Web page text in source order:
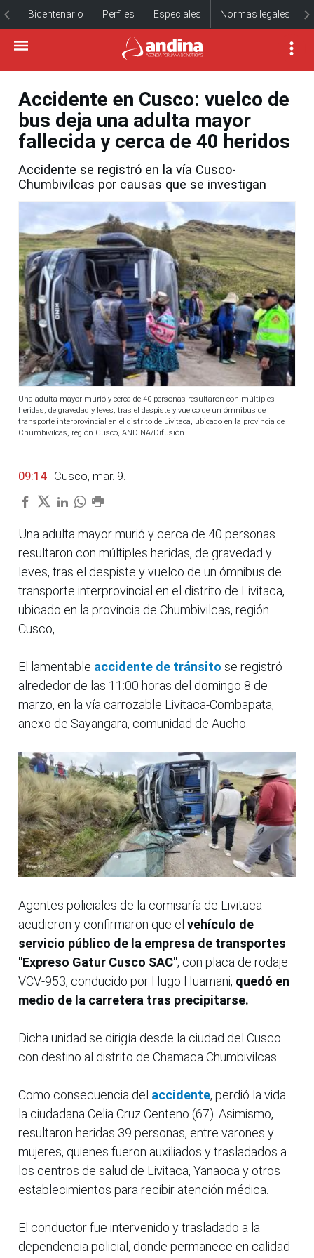
Bicentenario Perfiles Especiales Normas legales
Accidente en Cusco: vuelco de
bus deja una adulta mayor
fallecida y cerca de 40 heridos
Accidente se registró en la vía Cusco-
Chumbivilcas por causas que se investigan
Una adulta mayor murió y cerca de 40 personas resultaron con múltiples
heridas, de gravedad y leves, tras el despiste y vuelco de un ómnibus de
transporte interprovincial en el distrito de Livitaca, ubicado en la provincia de
Chumbivilcas, región Cusco, ANDINA/Difusión
09:14 | Cusco, mar. 9.
Una adulta mayor murió y cerca de 40 personas
resultaron con múltiples heridas, de gravedad y
leves, tras el despiste y vuelco de un ómnibus de
transporte interprovincial en el distrito de Livitaca,
ubicado en la provincia de Chumbivilcas, región
Cusco,
El lamentable accidente de tránsito se registró
alrededor de las 11:00 horas del domingo 8 de
marzo, en la vía carrozable Livitaca-Combapata,
anexo de Sayangara, comunidad de Aucho.
Agentes policiales de la comisaría de Livitaca
acudieron y confirmaron que el vehículo de
servicio público de la empresa de transportes
"Expreso Gatur Cusco SAC", con placa de rodaje
VCV-953, conducido por Hugo Huamani, quedó en
medio de la carretera tras precipitarse.
Dicha unidad se dirigía desde la ciudad del Cusco
con destino al distrito de Chamaca Chumbivilcas.
Como consecuencia del accidente, perdió la vida
la ciudadana Celia Cruz Centeno (67). Asimismo,
resultaron heridas 39 personas, entre varones y
mujeres, quienes fueron auxiliados y trasladados a
los centros de salud de Livitaca, Yanaoca y otros
establecimientos para recibir atención médica.
El conductor fue intervenido y trasladado a la
dependencia policial, donde permanece en calidad